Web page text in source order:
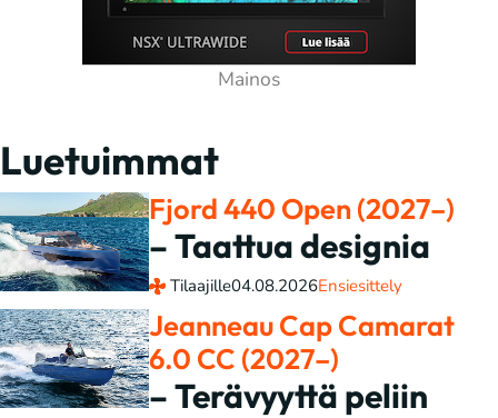
Luetuimmat
Fjord 440 Open (2027–)
– Taattua designia
Tilaajille04.08.2026Ensiesittely
Jeanneau Cap Camarat
6.0 CC (2027–)
– Terävyyttä peliin